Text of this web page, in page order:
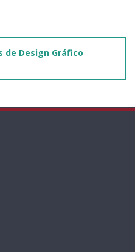
de Design Gráfico